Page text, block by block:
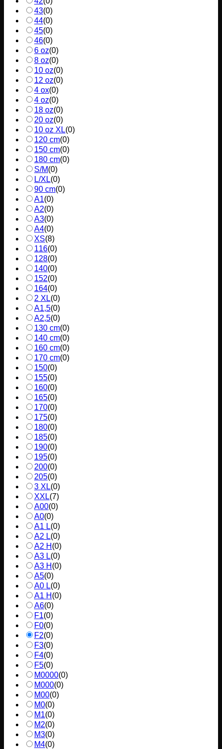
43(0)
44(0)
45(0)
46(0)
6 oz(0)
8 oz(0)
10 oz(0)
12 oz(0)
4 ox(0)
4 oz(0)
18 oz(0)
20 oz(0)
10 oz XL(0)
120 cm(0)
150 cm(0)
180 cm(0)
S/M(0)
L/XL(0)
90 cm(0)
A1(0)
A2(0)
A3(0)
A4(0)
XS(8)
116(0)
128(0)
140(0)
152(0)
164(0)
2 XL(0)
A1,5(0)
A2,5(0)
130 cm(0)
140 cm(0)
160 cm(0)
170 cm(0)
150(0)
155(0)
160(0)
165(0)
170(0)
175(0)
180(0)
185(0)
190(0)
195(0)
200(0)
205(0)
3 XL(0)
XXL(7)
A00(0)
A0(0)
A1 L(0)
A2 L(0)
A2 H (0)
A3 L(0)
A3 H (0)
A5(0)
A0 L(0)
A1 H (0)
A6(0)
F1(0)
F0(0)
F2(0)
F3(0)
F4(0)
F5(0)
M0000(0)
M000(0)
M00(0)
M0(0)
M1(0)
M2(0)
M3(0)
M4(0)